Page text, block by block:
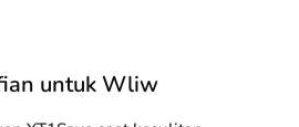
untuk Wliw